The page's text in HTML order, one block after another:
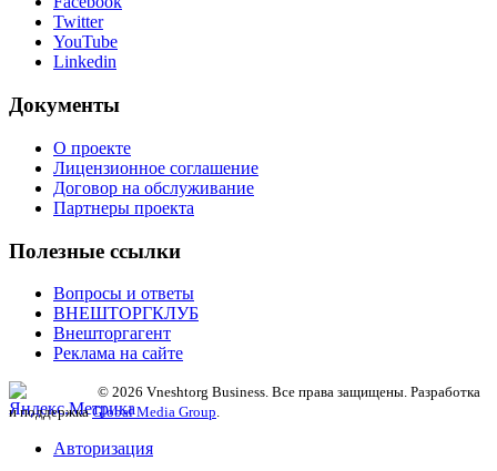
Twitter
YouTube
Linkedin
Документы
О проекте
Лицензионное соглашение
Договор на обслуживание
Партнеры проекта
Полезные ссылки
Вопросы и ответы
ВНЕШТОРГКЛУБ
Внешторгагент
Реклама на сайте
© 2026 Vneshtorg Business. Все права защищены. Разработка
и поддержкаGlobal Media Group.
Авторизация